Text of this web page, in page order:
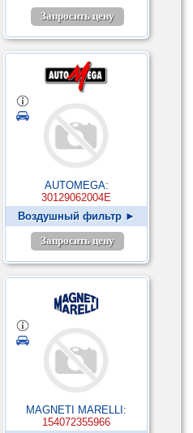
Запросить цену
AUTOMEGA:
30129062004E
Воздушный фильтр ►
Запросить цену
MAGNETI MARELLI:
154072355966